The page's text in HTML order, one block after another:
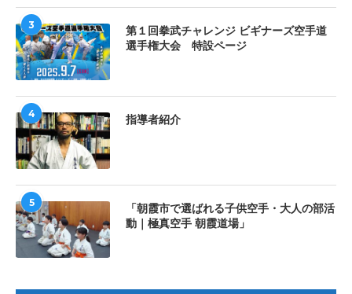
3
第１回拳武チャレンジ ビギナーズ空手道
選手権大会 特設ページ
4
指導者紹介
5
「朝霞市で選ばれる子供空手・大人の部活
動｜極真空手 朝霞道場」